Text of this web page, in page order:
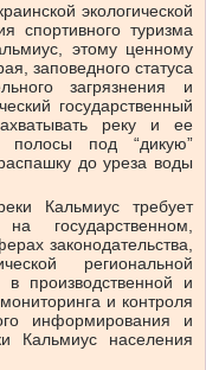
экологической
спортивного туризма
этому ценному
заповедного статуса
загрязнения и
государственный
реку и ее
под “дикую”
до уреза воды
Кальмиус требует
государственном,
законодательства,
региональной
в производственной и
и контроля
информирования и
Кальмиус населения